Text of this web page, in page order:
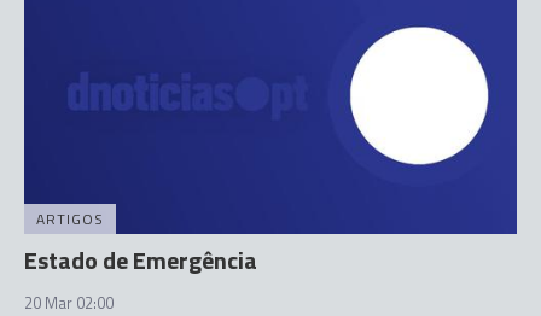
ARTIGOS
Estado de Emergência
20 Mar 02:00